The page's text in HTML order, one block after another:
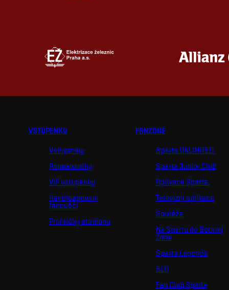
VSTUPENKY
Vstupenky
Permanentky
VIP vstupenky
Handicapovaní
fanoušci
Prohlídky stadionu
FANZONE
Sparta UNLIMITED.
Sparta Junior Club
Aplikace Sparta.
Televizní aplikace
Soutěže
Na Spartu do Betano
Zone
Sparta Legends
SLO
Fan Club Sparta